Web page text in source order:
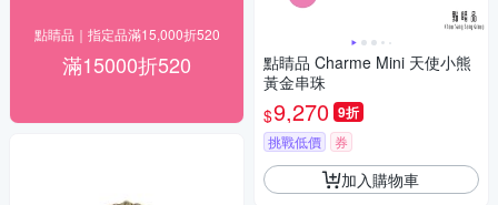
點睛品｜指定品滿15,000折520
滿15000折520
點睛品 Charme Mini 天使小熊
黃金串珠
$9,270 9折
挑戰低價 券
加入購物車